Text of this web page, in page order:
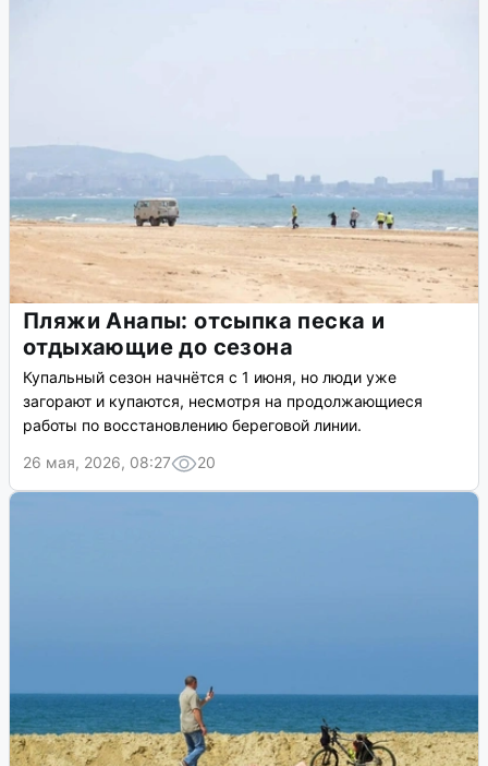
Пляжи Анапы: отсыпка песка и
отдыхающие до сезона
Купальный сезон начнётся с 1 июня, но люди уже
загорают и купаются, несмотря на продолжающиеся
работы по восстановлению береговой линии.
26 мая, 2026, 08:27
20